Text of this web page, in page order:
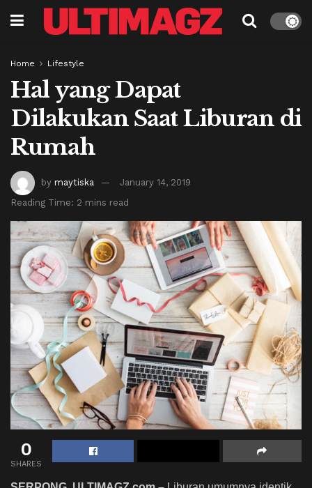
Home Lifestyle
Hal yang Dapat
Dilakukan Saat Liburan di
Rumah
by maytiska
January 14, 2019
Reading Time: 2 mins read
0
SHARES